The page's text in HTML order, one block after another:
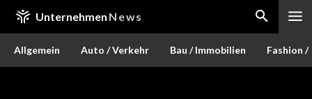
Unternehmen News
Allgemein Auto / Verkehr Bau / Immobilien Fashion /